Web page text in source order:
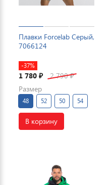
Плавки Forcelab Серый,
7066124
-37%
1 780 ₽ 2 790₽
Размер
48 52 50 54
В корзину